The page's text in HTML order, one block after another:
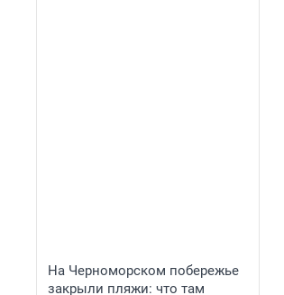
На Черноморском побережье
закрыли пляжи: что там